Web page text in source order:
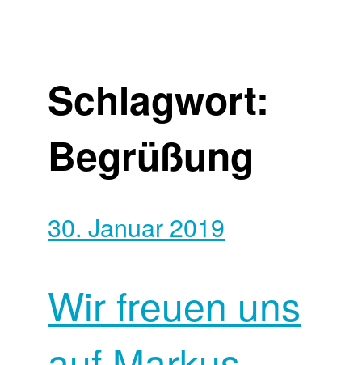
Schlagwort:
Begrüßung
30. Januar 2019
Wir freuen uns